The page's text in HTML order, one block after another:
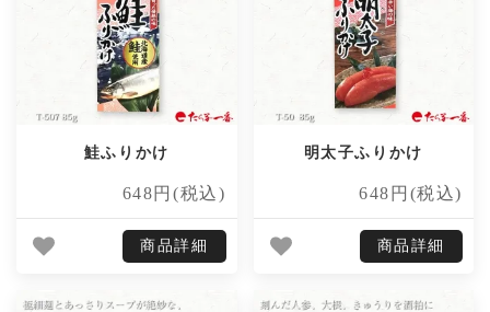
鮭ふりかけ
648円(税込)
商品詳細
明太子ふりかけ
648円(税込)
商品詳細